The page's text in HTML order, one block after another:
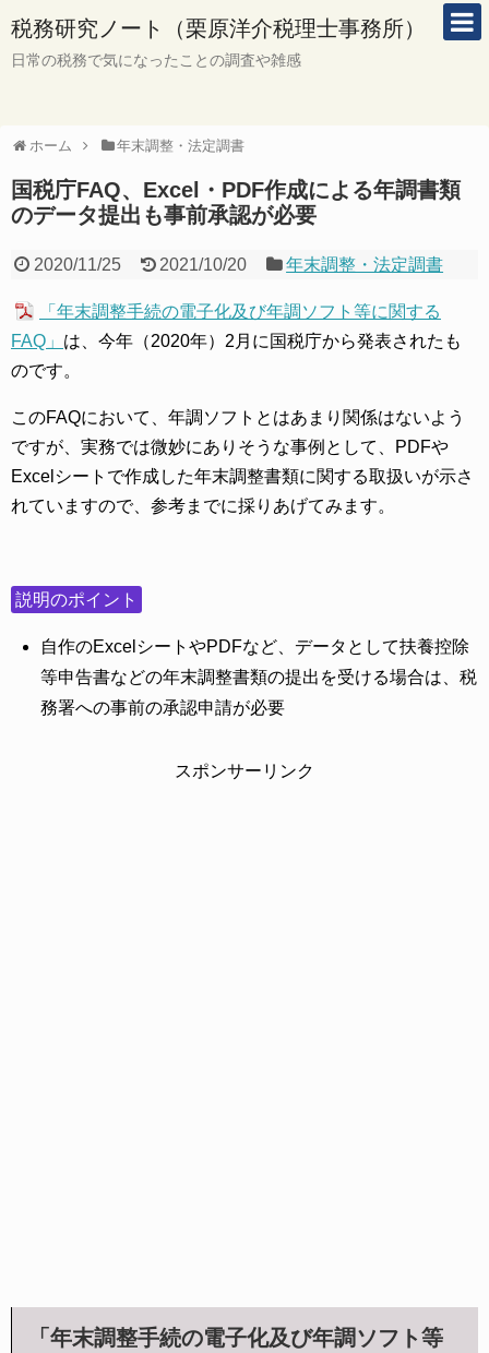
税務研究ノート（栗原洋介税理士事務所）
日常の税務で気になったことの調査や雑感
ホーム 年末調整・法定調書
国税庁FAQ、Excel・PDF作成による年調書類
のデータ提出も事前承認が必要
2020/11/25 2021/10/20 年末調整・法定調書
「年末調整手続の電子化及び年調ソフト等に関する
FAQ」 は、今年（2020年）2月に国税庁から発表されたも
のです。
このFAQにおいて、年調ソフトとはあまり関係はないよう
ですが、実務では微妙にありそうな事例として、PDFや
Excelシートで作成した年末調整書類に関する取扱いが示さ
れていますので、参考までに採りあげてみます。
説明のポイント
自作のExcelシートやPDFなど、データとして扶養控除
等申告書などの年末調整書類の提出を受ける場合は、税
務署への事前の承認申請が必要
スポンサーリンク
「年末調整手続の電子化及び年調ソフト等